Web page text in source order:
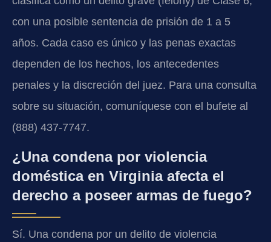
con una posible sentencia de prisión de 1 a 5
años. Cada caso es único y las penas exactas
dependen de los hechos, los antecedentes
penales y la discreción del juez. Para una consulta
sobre su situación, comuníquese con el bufete al
(888) 437-7747.
¿Una condena por violencia
doméstica en Virginia afecta el
derecho a poseer armas de fuego?
Sí. Una condena por un delito de violencia